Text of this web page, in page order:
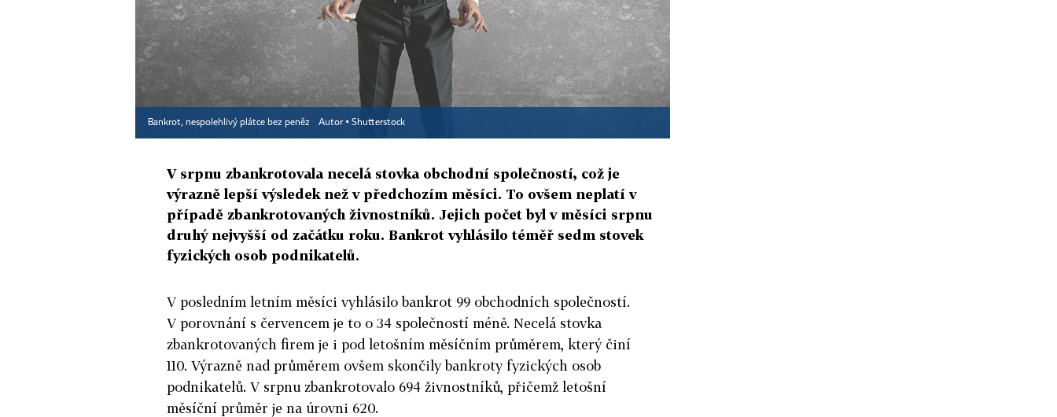
Bankrot, nespolehlivý plátce bez peněz Autor ▪ Shutterstock
V srpnu zbankrotovala necelá stovka obchodní společností, což je
výrazně lepší výsledek než v předchozím měsíci. To ovšem neplatí v
případě zbankrotovaných živnostníků. Jejich počet byl v měsíci srpnu
druhý nejvyšší od začátku roku. Bankrot vyhlásilo téměř sedm stovek
fyzických osob podnikatelů.
V posledním letním měsíci vyhlásilo bankrot 99 obchodních společností.
V porovnání s červencem je to o 34 společností méně. Necelá stovka
zbankrotovaných firem je i pod letošním měsíčním průměrem, který činí
110. Výrazně nad průměrem ovšem skončily bankroty fyzických osob
podnikatelů. V srpnu zbankrotovalo 694 živnostníků, přičemž letošní
měsíční průměr je na úrovni 620.